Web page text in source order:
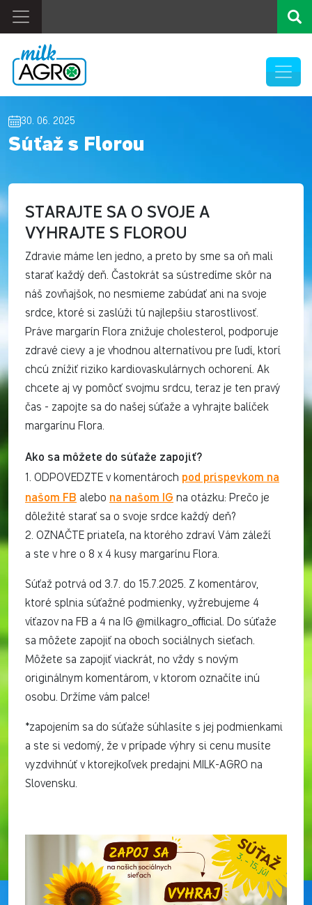
30. 06. 2025
Súťaž s Florou
STARAJTE SA O SVOJE A
VYHRAJTE S FLOROU
Zdravie máme len jedno, a preto by sme sa oň mali
starať každý deň. Častokrát sa sústredíme skôr na
náš zovňajšok, no nesmieme zabúdať ani na svoje
srdce, ktoré si zaslúži tú najlepšiu starostlivosť.
Práve margarín Flora znižuje cholesterol, podporuje
zdravé cievy a je vhodnou alternatívou pre ľudí, ktorí
chcú znížiť riziko kardiovaskulárnych ochorení. Ak
chcete aj vy pomôcť svojmu srdcu, teraz je ten pravý
čas - zapojte sa do našej súťaže a vyhrajte balíček
margarínu Flora.
Ako sa môžete do súťaže zapojiť?
1. ODPOVEDZTE v komentároch pod príspevkom na
našom FB alebo na našom IG na otázku: Prečo je
dôležité starať sa o svoje srdce každý deň?
2. OZNAČTE priateľa, na ktorého zdraví Vám záleží
a ste v hre o 8 x 4 kusy margarínu Flora.
Súťaž potrvá od 3.7. do 15.7.2025. Z komentárov,
ktoré splnia súťažné podmienky, vyžrebujeme 4
víťazov na FB a 4 na IG @milkagro_official. Do súťaže
sa môžete zapojiť na oboch sociálnych sieťach.
Môžete sa zapojiť viackrát, no vždy s novým
originálnym komentárom, v ktorom označíte inú
osobu. Držíme vám palce!
*zapojením sa do súťaže súhlasíte s jej podmienkami
a ste si vedomý, že v prípade výhry si cenu musíte
vyzdvihnúť v ktorejkoľvek predajni MILK-AGRO na
Slovensku.